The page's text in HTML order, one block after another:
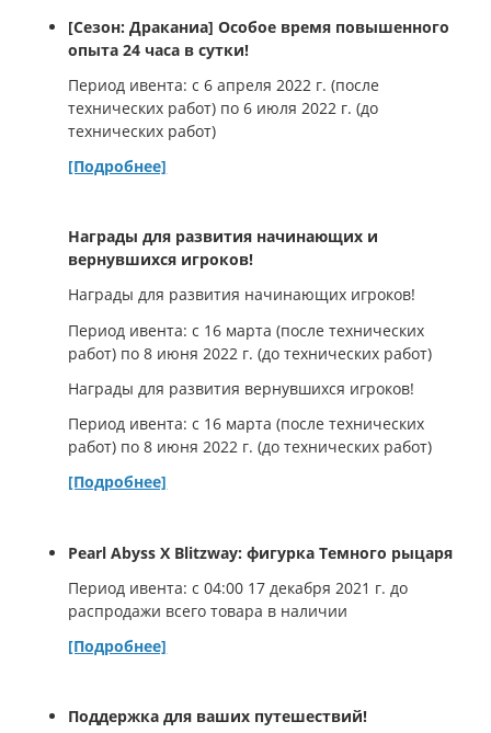
[Сезон: Драканиа] Особое время повышенного
опыта 24 часа в сутки!
Период ивента: с 6 апреля 2022 г. (после
технических работ) по 6 июля 2022 г. (до
технических работ)
[Подробнее]
Награды для развития начинающих и
вернувшихся игроков!
Награды для развития начинающих игроков!
Период ивента: с 16 марта (после технических
работ) по 8 июня 2022 г. (до технических работ)
Награды для развития вернувшихся игроков!
Период ивента: с 16 марта (после технических
работ) по 8 июня 2022 г. (до технических работ)
[Подробнее]
Pearl Abyss X Blitzway: фигурка Темного рыцаря
Период ивента: с 04:00 17 декабря 2021 г. до
распродажи всего товара в наличии
[Подробнее]
Поддержка для ваших путешествий!